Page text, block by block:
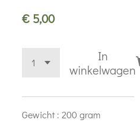
€ 5,00
In
winkelwagen
Gewicht : 200 gram